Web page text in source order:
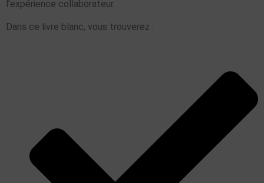
l’expérience collaborateur.
Dans ce livre blanc, vous trouverez :